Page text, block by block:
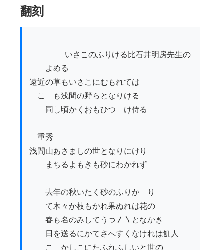
翻刻
よめる
遠近の草もいさこにむもれては
こゝも浅間の野らとなりける
同し頃かくおもひつゝけ侍る
重秀
浅間山あさましの世となりにけり
まちるよもきも砂にわかれず
去年の秋いたく砂のふりかゝり
て木々か枝もかれ果ぬれは花の
春も名のみしてうつ〳〵となかき
日を送るにかてさへすくなけれは飢人
こゝかしこにたふれふしいと世の